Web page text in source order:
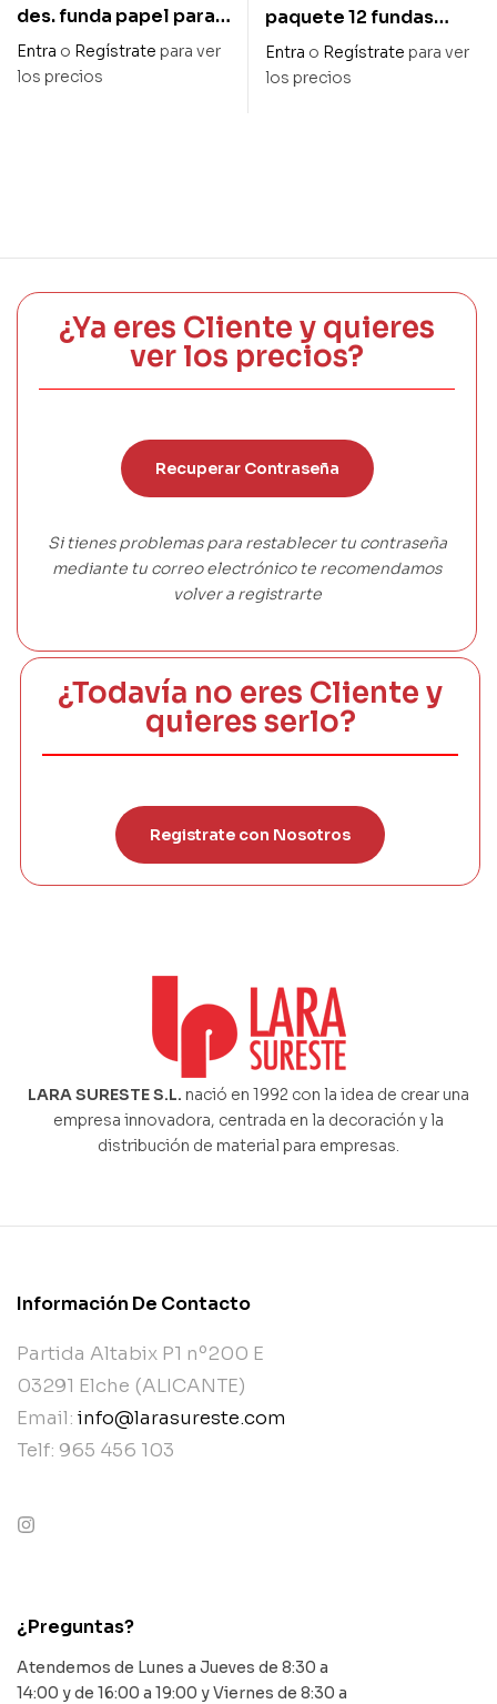
des. funda papel para
rosas forma corazón 17
x 70 cm
Entra o Regístrate para ver
los precios
paquete 12 fundas
papel panal para ramo
apertura diam. 45cm x
Entra o Regístrate para ver
los precios
¿Ya eres Cliente y quieres
ver los precios?
Recuperar Contraseña
Si tienes problemas para restablecer tu contraseña
mediante tu correo electrónico te recomendamos
volver a registrarte
¿Todavía no eres Cliente y
quieres serlo?
Registrate con Nosotros
LARA SURESTE S.L. nació en 1992 con la idea de crear una
empresa innovadora, centrada en la decoración y la
distribución de material para empresas.
Información De Contacto
Partida Altabix P1 nº200 E
03291 Elche (ALICANTE)
Email: info@larasureste.com
Telf: 965 456 103
¿Preguntas?
Atendemos de Lunes a Jueves de 8:30 a
14:00 y de 16:00 a 19:00 y Viernes de 8:30 a